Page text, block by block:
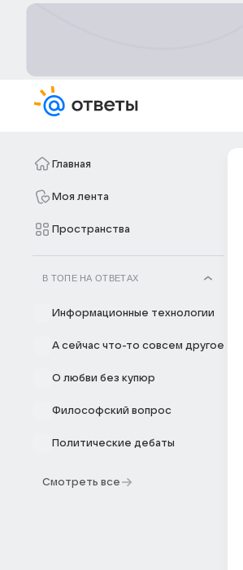
Главная
Моя лента
Пространства
В ТОПЕ НА ОТВЕТАХ
Информационные технологии
А сейчас что-то совсем другое
О любви без купюр
Философский вопрос
Политические дебаты
Смотреть все